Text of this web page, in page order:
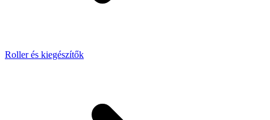
Roller és kiegészítők